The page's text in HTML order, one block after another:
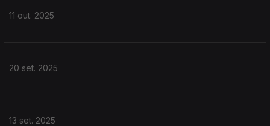
11 out. 2025
20 set. 2025
13 set. 2025